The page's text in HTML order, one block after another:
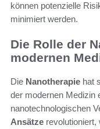
können potenzielle
minimiert werden.
Die Rolle der
modernen
Die Nanotherapie hat
der modernen Medizin
nanotechnologischen
Ansätze